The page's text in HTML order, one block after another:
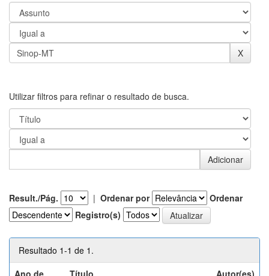
Utilizar filtros para refinar o resultado de busca.
Result./Pág. | Ordenar por
Ordenar
Registro(s)
Resultado 1-1 de 1.
Ano de
Título Autor(es)